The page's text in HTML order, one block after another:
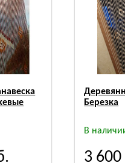
Березка
В
3 600